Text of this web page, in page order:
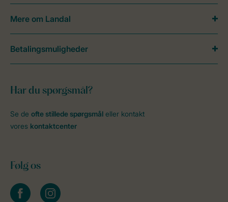
Har du spørgsmål?
Se de ofte stillede spørgsmål eller kontakt
vores kontaktcenter
Følg os
facebookinstagram
Mere om Landal
Betalingsmuligheder